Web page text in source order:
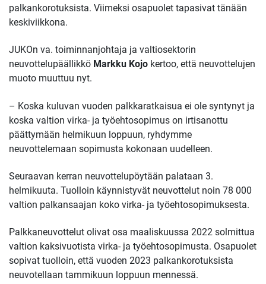
palkankorotuksista. Viimeksi osapuolet tapasivat tänään
keskiviikkona.
JUKOn va. toiminnanjohtaja ja valtiosektorin
neuvottelupäällikkö Markku Kojo kertoo, että neuvottelujen
muoto muuttuu nyt.
– Koska kuluvan vuoden palkkaratkaisua ei ole syntynyt ja
koska valtion virka- ja työehtosopimus on irtisanottu
päättymään helmikuun loppuun, ryhdymme
neuvottelemaan sopimusta kokonaan uudelleen.
Seuraavan kerran neuvottelupöytään palataan 3.
helmikuuta. Tuolloin käynnistyvät neuvottelut noin 78 000
valtion palkansaajan koko virka- ja työehtosopimuksesta.
Palkkaneuvottelut olivat osa maaliskuussa 2022 solmittua
valtion kaksivuotista virka- ja työehtosopimusta. Osapuolet
sopivat tuolloin, että vuoden 2023 palkankorotuksista
neuvotellaan tammikuun loppuun mennessä.